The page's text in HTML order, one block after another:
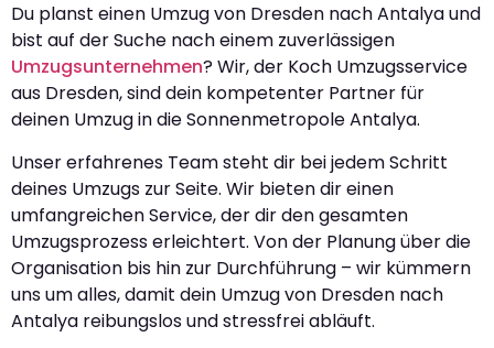
Du planst einen Umzug von Dresden nach Antalya und
bist auf der Suche nach einem zuverlässigen
Umzugsunternehmen? Wir, der Koch Umzugsservice
aus Dresden, sind dein kompetenter Partner für
deinen Umzug in die Sonnenmetropole Antalya.
Unser erfahrenes Team steht dir bei jedem Schritt
deines Umzugs zur Seite. Wir bieten dir einen
umfangreichen Service, der dir den gesamten
Umzugsprozess erleichtert. Von der Planung über die
Organisation bis hin zur Durchführung – wir kümmern
uns um alles, damit dein Umzug von Dresden nach
Antalya reibungslos und stressfrei abläuft.